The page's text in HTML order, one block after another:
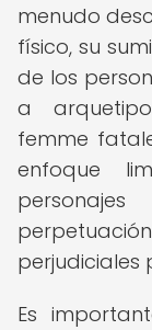
menudo
físico, su
de los
a
femme
enfoque
perjudiciales
Es